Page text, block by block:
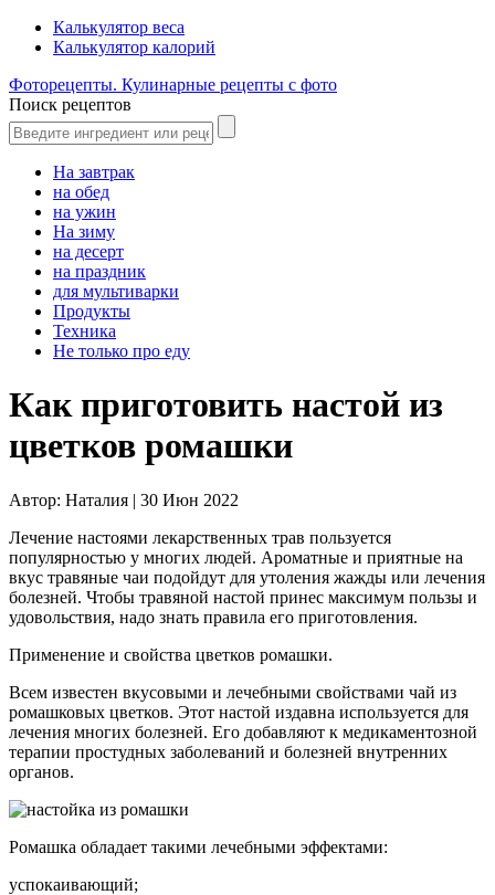
Калькулятор веса
Калькулятор калорий
Фоторецепты. Кулинарные рецепты с фото
Поиск рецептов
На завтрак
на обед
на ужин
На зиму
на десерт
на праздник
для мультиварки
Продукты
Техника
Не только про еду
Как приготовить настой из
цветков ромашки
Автор: Наталия | 30 Июн 2022
Лечение настоями лекарственных трав пользуется
популярностью у многих людей. Ароматные и приятные на
вкус травяные чаи подойдут для утоления жажды или лечения
болезней. Чтобы травяной настой принес максимум пользы и
удовольствия, надо знать правила его приготовления.
Применение и свойства цветков ромашки.
Всем известен вкусовыми и лечебными свойствами чай из
ромашковых цветков. Этот настой издавна используется для
лечения многих болезней. Его добавляют к медикаментозной
терапии простудных заболеваний и болезней внутренних
органов.
Ромашка обладает такими лечебными эффектами:
успокаивающий;